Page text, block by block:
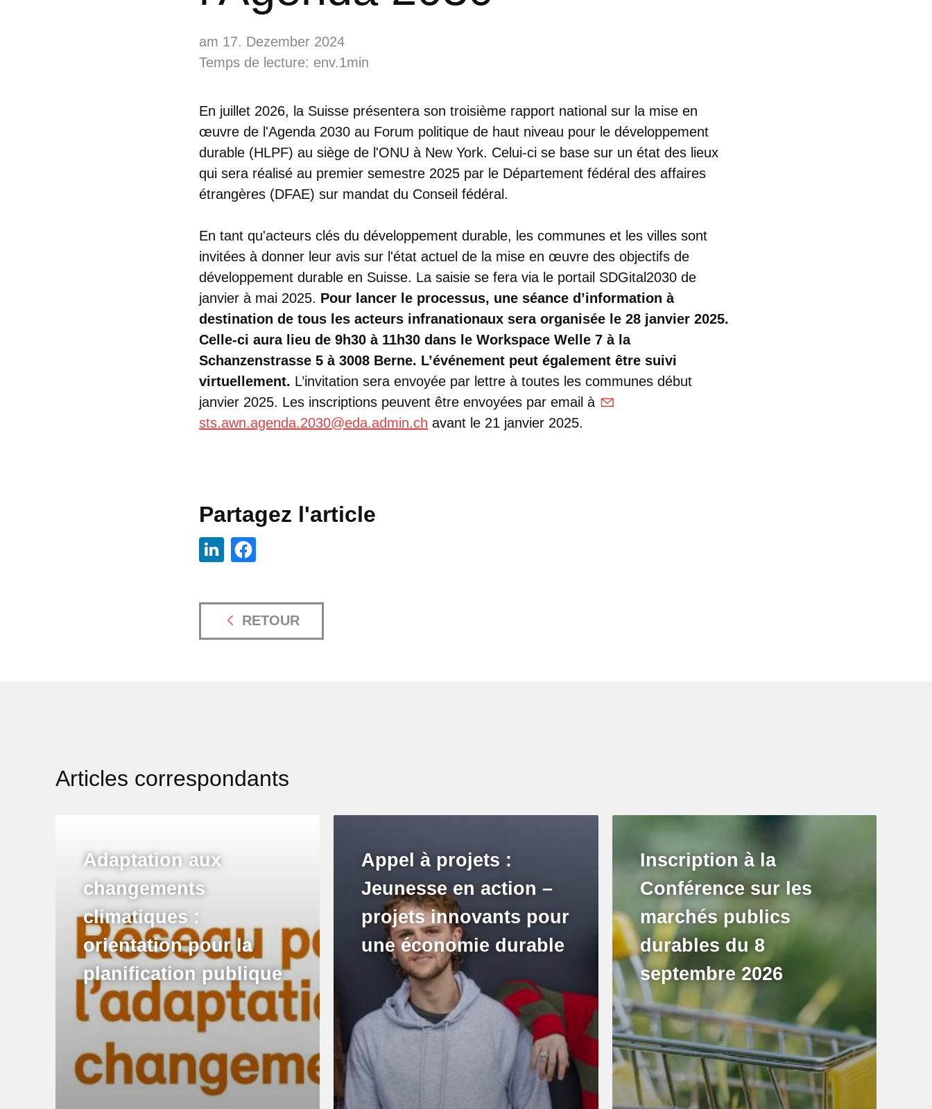
am 17. Dezember 2024
Temps de lecture: env.1min
En juillet 2026, la Suisse présentera son troisième rapport national sur la mise en
œuvre de l'Agenda 2030 au Forum politique de haut niveau pour le développement
durable (HLPF) au siège de l'ONU à New York. Celui-ci se base sur un état des lieux
qui sera réalisé au premier semestre 2025 par le Département fédéral des affaires
étrangères (DFAE) sur mandat du Conseil fédéral.
En tant qu'acteurs clés du développement durable, les communes et les villes sont
invitées à donner leur avis sur l'état actuel de la mise en œuvre des objectifs de
développement durable en Suisse. La saisie se fera via le portail SDGital2030 de
janvier à mai 2025. Pour lancer le processus, une séance d’information à
destination de tous les acteurs infranationaux sera organisée le 28 janvier 2025.
Celle-ci aura lieu de 9h30 à 11h30 dans le Workspace Welle 7 à la
Schanzenstrasse 5 à 3008 Berne. L’événement peut également être suivi
virtuellement. L’invitation sera envoyée par lettre à toutes les communes début
janvier 2025. Les inscriptions peuvent être envoyées par email à
sts.awn.agenda.2030@eda.admin.ch avant le 21 janvier 2025.
Partagez l'article
RETOUR
Articles correspondants
Adaptation aux
changements
climatiques :
orientation pour la
planification publique
Appel à projets :
Jeunesse en action –
projets innovants pour
une économie durable
Inscription à la
Conférence sur les
marchés publics
durables du 8
septembre 2026